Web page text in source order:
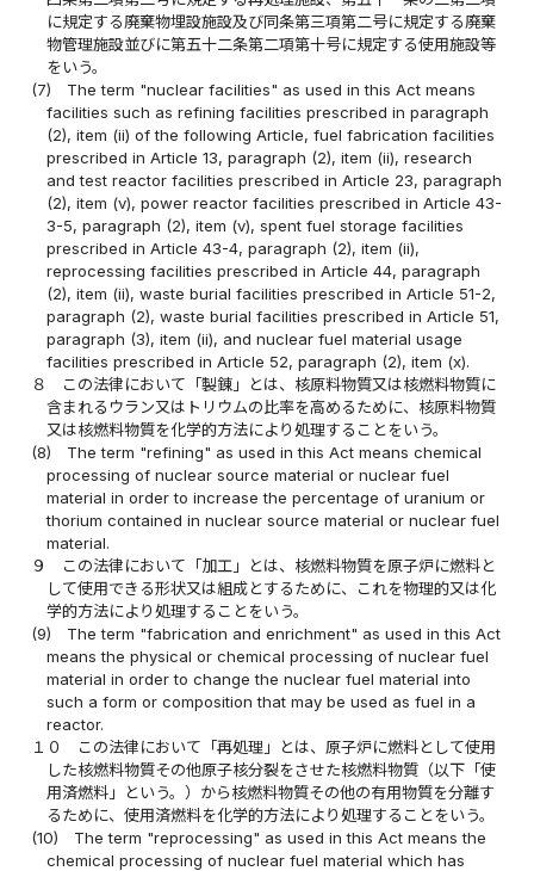
に規定する廃棄物埋設施設及び同条第三項第二号に規定する廃棄
物管理施設並びに第五十二条第二項第十号に規定する使用施設等
をいう。
(7)
The term "nuclear facilities" as used in this Act means
facilities such as refining facilities prescribed in paragraph
(2), item (ii) of the following Article, fuel fabrication facilities
prescribed in Article 13, paragraph (2), item (ii), research
and test reactor facilities prescribed in Article 23, paragraph
(2), item (v), power reactor facilities prescribed in Article 43-
3-5, paragraph (2), item (v), spent fuel storage facilities
prescribed in Article 43-4, paragraph (2), item (ii),
reprocessing facilities prescribed in Article 44, paragraph
(2), item (ii), waste burial facilities prescribed in Article 51-2,
paragraph (2), waste burial facilities prescribed in Article 51,
paragraph (3), item (ii), and nuclear fuel material usage
facilities prescribed in Article 52, paragraph (2), item (x).
８
この法律において「製錬」とは、核原料物質又は核燃料物質に
含まれるウラン又はトリウムの比率を高めるために、核原料物質
又は核燃料物質を化学的方法により処理することをいう。
(8)
The term "refining" as used in this Act means chemical
processing of nuclear source material or nuclear fuel
material in order to increase the percentage of uranium or
thorium contained in nuclear source material or nuclear fuel
material.
９
この法律において「加工」とは、核燃料物質を原子炉に燃料と
して使用できる形状又は組成とするために、これを物理的又は化
学的方法により処理することをいう。
(9)
The term "fabrication and enrichment" as used in this Act
means the physical or chemical processing of nuclear fuel
material in order to change the nuclear fuel material into
such a form or composition that may be used as fuel in a
reactor.
１０
この法律において「再処理」とは、原子炉に燃料として使用
した核燃料物質その他原子核分裂をさせた核燃料物質（以下「使
用済燃料」という。）から核燃料物質その他の有用物質を分離す
るために、使用済燃料を化学的方法により処理することをいう。
(10)
The term "reprocessing" as used in this Act means the
chemical processing of nuclear fuel material which has